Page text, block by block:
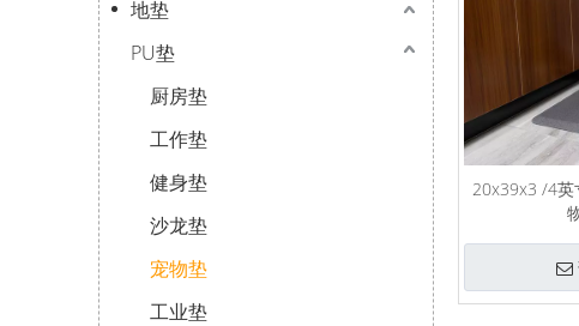
地垫
PU垫
厨房垫
工作垫
健身垫
沙龙垫
宠物垫
工业垫
20x39x3 /4英